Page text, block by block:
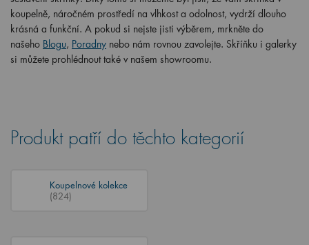
koupelně, náročném prostředí na vlhkost a odolnost, vydrží dlouho
krásná a funkční. A pokud si nejste jisti výběrem, mrkněte do
našeho Blogu, Poradny nebo nám rovnou zavolejte. Skříňku i galerky
si můžete prohlédnout také v našem showroomu.
Produkt patří do těchto kategorií
Koupelnové kolekce
(824)